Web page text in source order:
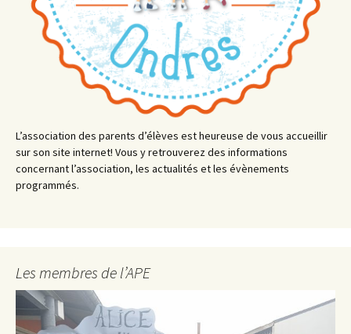
L’association des parents d’élèves est heureuse de vous accueillir
sur son site internet! Vous y retrouverez des informations
concernant l’association, les actualités et les évènements
programmés.
Les membres de l’APE